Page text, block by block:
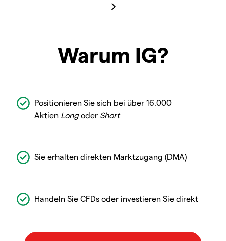
Warum IG?
Positionieren Sie sich bei über 16.000
Aktien Longoder Short
Sie erhalten direkten Marktzugang (DMA)
Handeln Sie CFDs oder investieren Sie direkt